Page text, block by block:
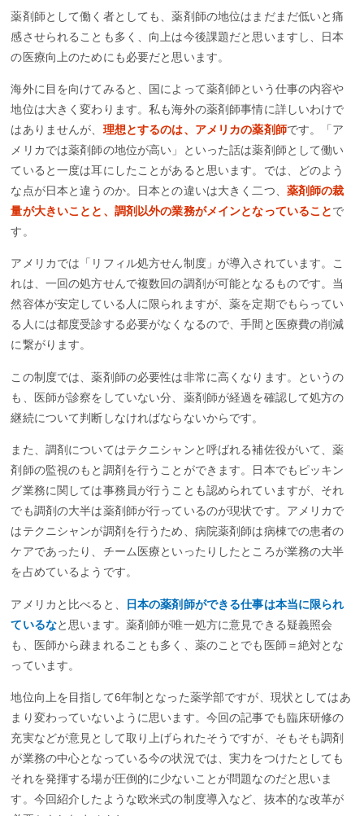
薬剤師として働く者としても、薬剤師の地位はまだまだ低いと痛
感させられることも多く、向上は今後課題だと思いますし、日本
の医療向上のためにも必要だと思います。
海外に目を向けてみると、国によって薬剤師という仕事の内容や
地位は大きく変わります。私も海外の薬剤師事情に詳しいわけで
はありませんが、 理想とするのは、アメリカの薬剤師です。「ア
メリカでは薬剤師の地位が高い」といった話は薬剤師として働い
ていると一度は耳にしたことがあると思います。では、どのよう
な点が日本と違うのか。日本との違いは大きく二つ、 薬剤師の裁
量が大きいことと、調剤以外の業務がメインとなっていることで
す。
アメリカでは「リフィル処方せん制度」が導入されています。こ
れは、一回の処方せんで複数回の調剤が可能となるものです。当
然容体が安定している人に限られますが、薬を定期でもらってい
る人には都度受診する必要がなくなるので、手間と医療費の削減
に繋がります。
この制度では、薬剤師の必要性は非常に高くなります。というの
も、医師が診察をしていない分、薬剤師が経過を確認して処方の
継続について判断しなければならないからです。
また、調剤についてはテクニシャンと呼ばれる補佐役がいて、薬
剤師の監視のもと調剤を行うことができます。日本でもピッキン
グ業務に関しては事務員が行うことも認められていますが、それ
でも調剤の大半は薬剤師が行っているのが現状です。アメリカで
はテクニシャンが調剤を行うため、病院薬剤師は病棟での患者の
ケアであったり、チーム医療といったりしたところが業務の大半
を占めているようです。
アメリカと比べると、
日本の薬剤師ができる仕事は本当に限られ
ているなと思います。薬剤師が唯一処方に意見できる疑義照会
も、医師から疎まれることも多く、薬のことでも医師＝絶対とな
っています。
地位向上を目指して6年制となった薬学部ですが、現状としてはあ
まり変わっていないように思います。今回の記事でも臨床研修の
充実などが意見として取り上げられたそうですが、そもそも調剤
が業務の中心となっている今の状況では、実力をつけたとしても
それを発揮する場が圧倒的に少ないことが問題なのだと思いま
す。今回紹介したような欧米式の制度導入など、抜本的な改革が